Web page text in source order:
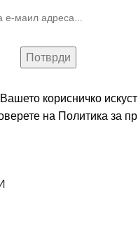
корисничко
на Политика за